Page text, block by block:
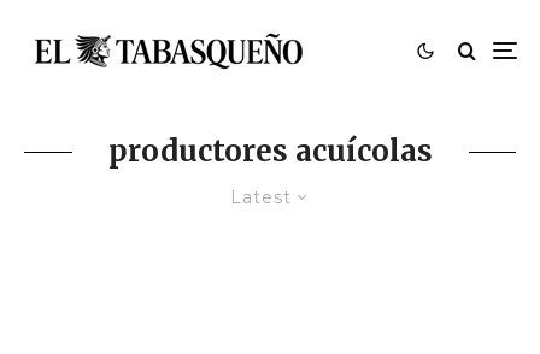
productores acuícolas
Latest